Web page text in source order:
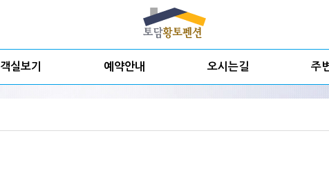
객실보기 예약안내 오시는길 주